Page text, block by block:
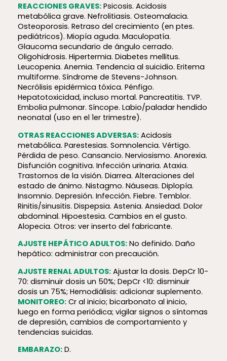
REACCIONES GRAVES:Psicosis. Acidosis
metabólica grave. Nefrolitiasis. Osteomalacia.
Osteoporosis. Retraso del crecimiento (en ptes.
pediátricos). Miopía aguda. Maculopatía.
Glaucoma secundario de ángulo cerrado.
Oligohidrosis. Hipertermia. Diabetes mellitus.
Leucopenia. Anemia. Tendencia al suicidio. Eritema
multiforme. Síndrome de Stevens-Johnson.
Necrólisis epidérmica tóxica. Pénfigo.
Hepatotoxicidad, incluso mortal. Pancreatitis. TVP.
Embolia pulmonar. Síncope. Labio/paladar hendido
neonatal (uso en el 1er trimestre).
OTRAS REACCIONES ADVERSAS:Acidosis
metabólica. Parestesias. Somnolencia. Vértigo.
Pérdida de peso. Cansancio. Nerviosismo. Anorexia.
Disfunción cognitiva. Infección urinaria. Ataxia.
Trastornos de la visión. Diarrea. Alteraciones del
estado de ánimo. Nistagmo. Náuseas. Diplopía.
Insomnio. Depresión. Infección. Fiebre. Temblor.
Rinitis/sinusitis. Dispepsia. Astenia. Ansiedad. Dolor
abdominal. Hipoestesia. Cambios en el gusto.
Alopecia. Otros: ver inserto del fabricante.
AJUSTE HEPÁTICO ADULTOS:No definido. Daño
hepático: administrar con precaución.
AJUSTE RENAL ADULTOS:Ajustar la dosis. DepCr 10-
70: disminuir dosis un 50%; DepCr <10: disminuir
dosis un 75%; Hemodiálisis: adicionar suplemento.
MONITOREO:Cr al inicio; bicarbonato al inicio,
luego en forma periódica; vigilar signos o síntomas
de depresión, cambios de comportamiento y
tendencias suicidas.
EMBARAZO:D.